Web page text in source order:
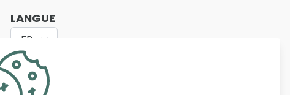
LANGUE
FR